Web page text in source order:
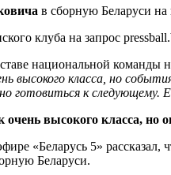
в сборную Беларуси
клуба на запрос
национальной
высокого класса, но
к следующему.
высокого класса, но
«Беларусь 5»
Беларуси.